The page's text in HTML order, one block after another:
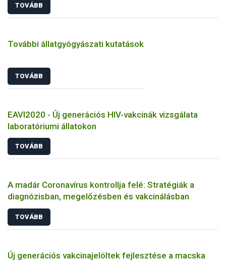
TOVÁBB
További állatgyógyászati kutatások
TOVÁBB
EAVI2020 - Új generációs HIV-vakcinák vizsgálata
laboratóriumi állatokon
TOVÁBB
A madár Coronavírus kontrollja felé: Stratégiák a
diagnózisban, megelőzésben és vakcinálásban
TOVÁBB
Új generációs vakcinajelöltek fejlesztése a macska